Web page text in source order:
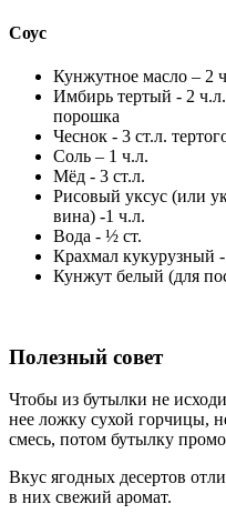
Соус
Кунжутное масло – 2
Имбирь тертый - 2
порошка
Чеснок - 3 ст.л.
Соль – 1 ч.л.
Мёд - 3 ст.л.
Рисовый уксус (или
вина) -1 ч.л.
Вода - ½ ст.
Крахмал кукурузный
Кунжут белый (для
Полезный совет
Чтобы из бутылки не
нее ложку сухой горчицы,
смесь, потом бутылку
Вкус ягодных десертов
в них свежий аромат.